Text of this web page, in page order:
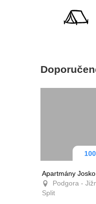
Apartmány Josko
Podgora -
Split